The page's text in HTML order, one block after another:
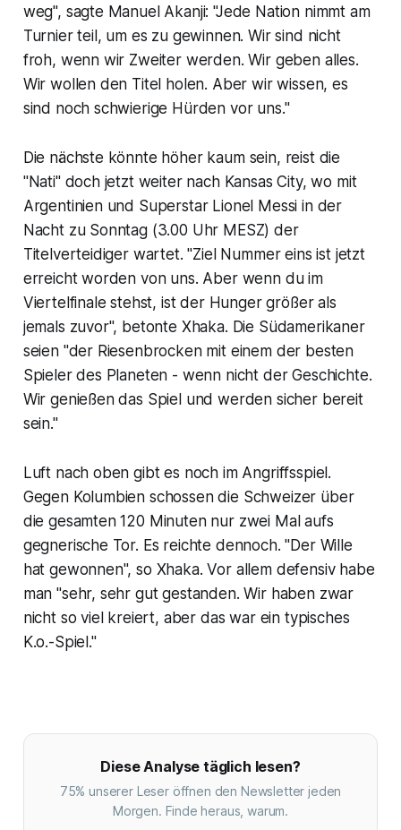
weg", sagte Manuel Akanji: "Jede Nation nimmt am
Turnier teil, um es zu gewinnen. Wir sind nicht
froh, wenn wir Zweiter werden. Wir geben alles.
Wir wollen den Titel holen. Aber wir wissen, es
sind noch schwierige Hürden vor uns."
Die nächste könnte höher kaum sein, reist die
"Nati" doch jetzt weiter nach Kansas City, wo mit
Argentinien und Superstar Lionel Messi in der
Nacht zu Sonntag (3.00 Uhr MESZ) der
Titelverteidiger wartet. "Ziel Nummer eins ist jetzt
erreicht worden von uns. Aber wenn du im
Viertelfinale stehst, ist der Hunger größer als
jemals zuvor", betonte Xhaka. Die Südamerikaner
seien "der Riesenbrocken mit einem der besten
Spieler des Planeten - wenn nicht der Geschichte.
Wir genießen das Spiel und werden sicher bereit
sein."
Luft nach oben gibt es noch im Angriffsspiel.
Gegen Kolumbien schossen die Schweizer über
die gesamten 120 Minuten nur zwei Mal aufs
gegnerische Tor. Es reichte dennoch. "Der Wille
hat gewonnen", so Xhaka. Vor allem defensiv habe
man "sehr, sehr gut gestanden. Wir haben zwar
nicht so viel kreiert, aber das war ein typisches
K.o.-Spiel."
Diese Analyse täglich lesen?
75% unserer Leser öffnen den Newsletter jeden
Morgen. Finde heraus, warum.